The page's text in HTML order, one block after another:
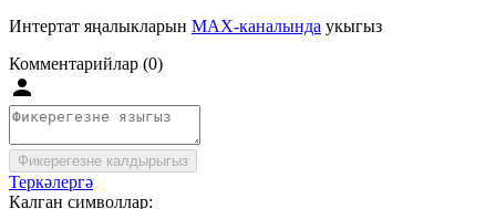
Интертат яңалыкларын MAX-каналында укыгыз
Комментарийлар (0)
Фикерегезне калдырыгыз
Теркәлергә
Калган символлар: